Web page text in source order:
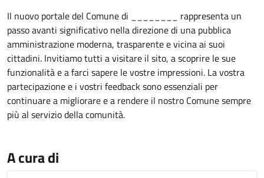
Il nuovo portale del Comune di ________ rappresenta un
passo avanti significativo nella direzione di una pubblica
amministrazione moderna, trasparente e vicina ai suoi
cittadini. Invitiamo tutti a visitare il sito, a scoprire le sue
funzionalità e a farci sapere le vostre impressioni. La vostra
partecipazione e i vostri feedback sono essenziali per
continuare a migliorare e a rendere il nostro Comune sempre
più al servizio della comunità.
A cura di